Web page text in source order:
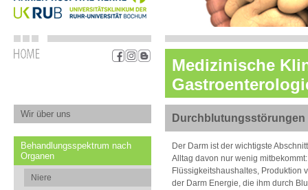
Medizinische
Wir über uns
Behandlungsspektrum nach
Organen
Niere
Durchblutungsstörungen
Der Darm ist der wichtigste
Alltag davon nur wenig
Flüssigkeitshaushaltes, Produktion
der Darm Energie, die ihm durch